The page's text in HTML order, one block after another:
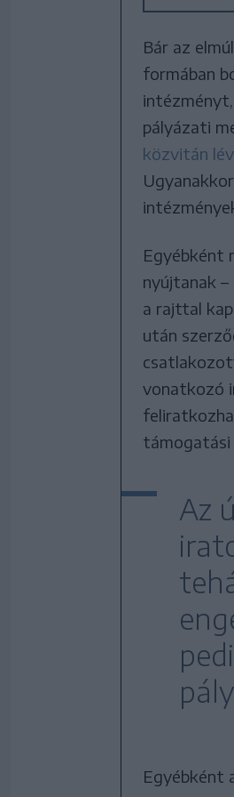
Bár az
formában
pályázati
közvitán
Egyébként
nyújtanak
a rajttal
után
vonatkozó
támogatási
Az
Egyébként